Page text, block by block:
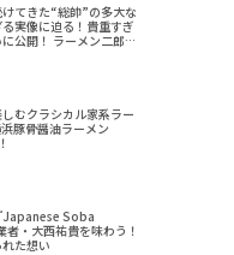
てきた“総帥”の多大な
実像に迫る！貴重すぎ
公開！ ラーメン二郎
むクラシカル家系ラー
豚骨醤油ラーメン
Japanese Soba
・大西祐貴を味わう！
た想い